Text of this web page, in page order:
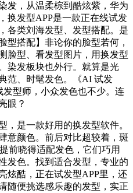
，从温柔棕到酷炫紫，华为
换发型APP是一款正在线试发
各类刘海发型、发型搭配。是
型搭配】非论你的脸型若何，
脸型、看发型图片，用换发型
染发板块也外行。就算是光
范、时髦发色。《AI 试发
型师，小众发色也不少。连
眼？
是一款好用的换发型软件。
意颜色。前后对比超较着，斑
前晓得适配发色，它们巧用
发色。找到适合发型，专业的
炫酷，正在试发型APP里，还
随便挑选感乐趣的发型，实正